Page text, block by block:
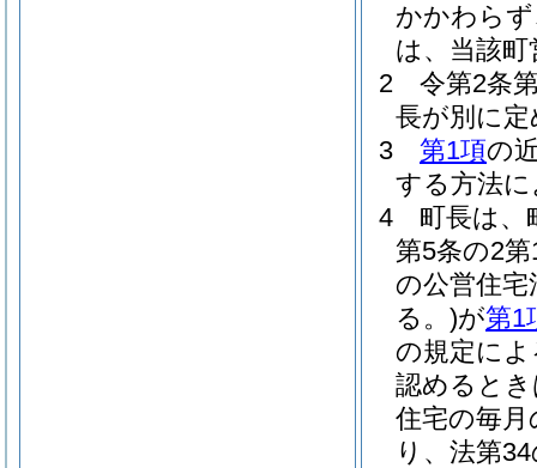
かかわら
は、当該
2
令第2条
長が別に
3
第1項の
する方法
4
町長は、
第5条の2
の公営住
る。)が第1
の規定に
認めると
住宅の毎
り、法第